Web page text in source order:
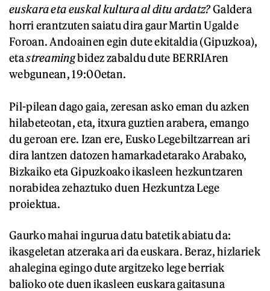
euskara eta euskal kultura al ditu ardatz?Galdera
horri erantzuten saiatu dira gaur Martin Ugalde
Foroan. Andoainen egin dute ekitaldia (Gipuzkoa),
etastreamingbidez zabaldu dute BERRIAren
webgunean, 19:00etan.
Pil-pilean dago gaia, zeresan asko eman du azken
hilabeteotan, eta, itxura guztien arabera, emango
du geroan ere. Izan ere, Eusko Legebiltzarrean ari
dira lantzen datozen hamarkadetarako Arabako,
Bizkaiko eta Gipuzkoako ikasleen hezkuntzaren
norabidea zehaztuko duen Hezkuntza Lege
proiektua.
Gaurko mahai ingurua datu batetik abiatu da:
ikasgeletan atzeraka ari da euskara. Beraz, hizlariek
ahalegina egingo dute argitzeko lege berriak
balioko ote duen ikasleen euskara gaitasuna